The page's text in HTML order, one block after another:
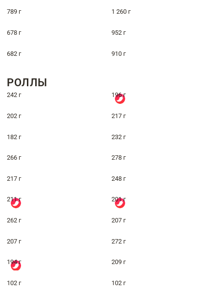
789 г 1 260 г
678 г 952 г
682 г 910 г
РОЛЛЫ
242 г 196 г
202 г 217 г
182 г 232 г
266 г 278 г
217 г 248 г
211 г 201 г
262 г 207 г
207 г 272 г
194 г 209 г
102 г 102 г